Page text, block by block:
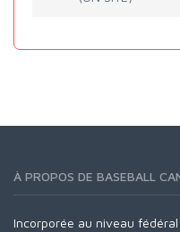
À PROPOS DE BASEBALL
Incorporée au niveau